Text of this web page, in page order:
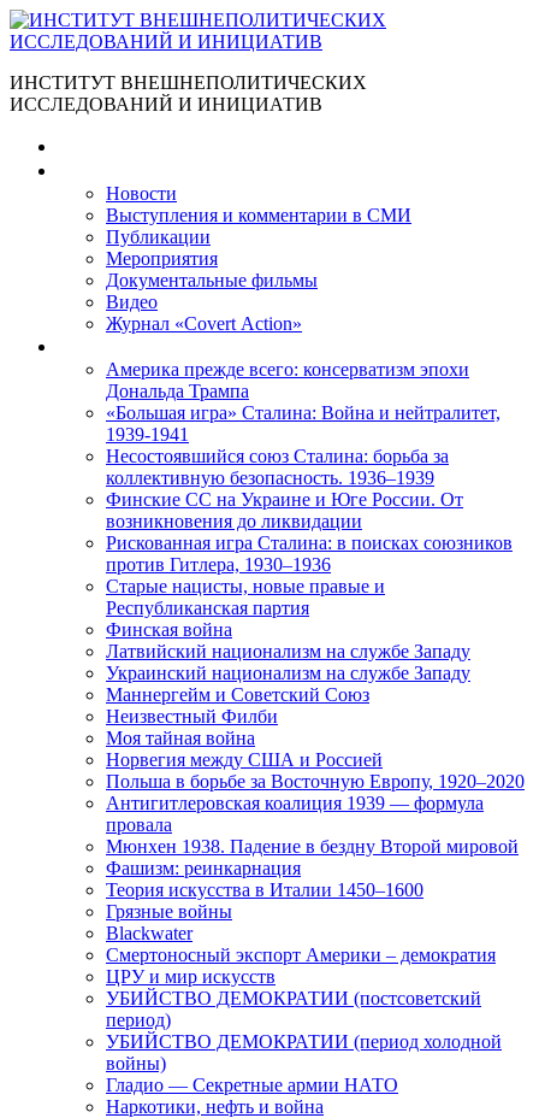
ИНСТИТУТ ВНЕШНЕПОЛИТИЧЕСКИХ
ИССЛЕДОВАНИЙ И ИНИЦИАТИВ
Новости
Выступления и коммента­рии в СМИ
Публикации
Мероприятия
Документальные фильмы
Видео
Журнал «Covert Action»
Америка прежде всего: консерватизм эпохи
Дональда Трампа
«Большая игра» Сталина: Война и нейтралитет,
1939-1941
Несостоявшийся союз Сталина: борьба за
коллективную безопасность. 1936–1939
Финские СС на Украине и Юге России. От
возникновения до ликвидации
Рискованная игра Сталина: в поисках союзников
против Гитлера, 1930–1936
Старые нацисты, новые правые и
Республиканская партия
Финская война
Латвийский национализм на службе Западу
Украинский национализм на службе Западу
Маннергейм и Советский Союз
Неизвестный Филби
Моя тайная война
Норвегия между США и Россией
Польша в борьбе за Восточную Европу, 1920–2020
Антигитлеровская коалиция 1939 — формула
провала
Мюнхен 1938. Падение в бездну Второй мировой
Фашизм: реинкарнация
Теория искусства в Италии 1450–1600
Грязные войны
Blackwater
Смертоносный экспорт Америки – демократия
ЦРУ и мир искусств
УБИЙСТВО ДЕМОКРАТИИ (постсоветский
период)
УБИЙСТВО ДЕМОКРАТИИ (период холодной
войны)
Гладио — Секретные армии НАТО
Наркотики, нефть и война